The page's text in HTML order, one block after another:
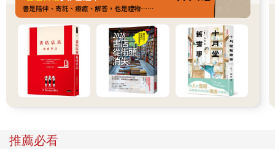
「立體」的網。有關在日中國人相關報導洶湧而至，東京人開始
議論紛紛中國人居住在豪華超高樓大廈，熱衷教育的中國人群體
正在擴大。包括《週刊文春》以聳動標題寫道「東京大學有百分
之十二以上的學生是中國人」；日本政府為中國富裕階層推出十
年期多次往返觀光簽證的新方針，遭到大批反對聲浪；《日本經
濟新聞》報導大量中國學生進入日本的藝術大學就讀，而後取得
永住權的現象；NHK節目聚焦在中國人藉由設立民宿，獲取「經
營、管理簽證」的案例；外國駕照轉換的便利性引發輿論批評，
推薦必看